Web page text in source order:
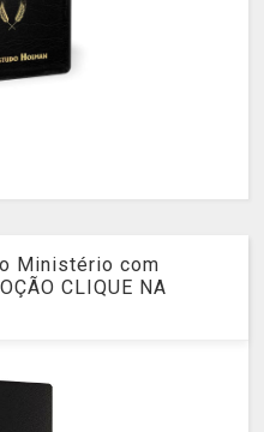
Ministério com
CLIQUE NA